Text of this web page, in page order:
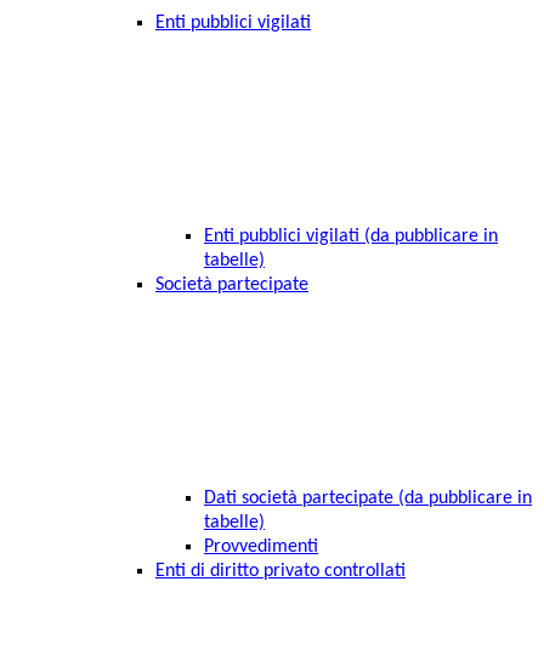
Enti pubblici vigilati
Enti pubblici vigilati (da pubblicare in
tabelle)
Società partecipate
Dati società partecipate (da pubblicare in
tabelle)
Provvedimenti
Enti di diritto privato controllati